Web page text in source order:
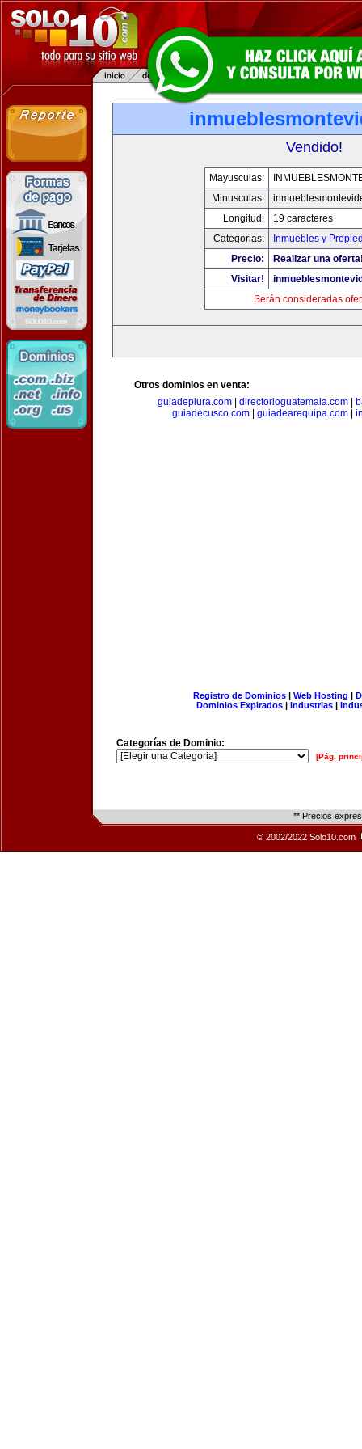
Vendido!
Mayusculas:
Minusculas:
Longitud:
19 caracteres
Categorias:
Inmuebles y
Precio:
Realizar una
Visitar!
Serán consideradas
Otros dominios en venta:
guiadepiura.com
directorioguatemala.com
guiadecusco.com| guiadearequipa.com|
Registro de Dominios| Web Hosting |
Dominios Expirados | Industrias |
Categorías de Dominio:
[Pág.
** Precios
© 2002/2022 Solo10.com